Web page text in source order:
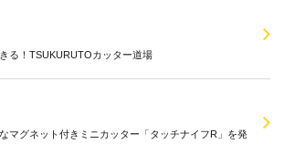
る！TSUKURUTOカッター道場
マグネット付きミニカッター「タッチナイフR」を発